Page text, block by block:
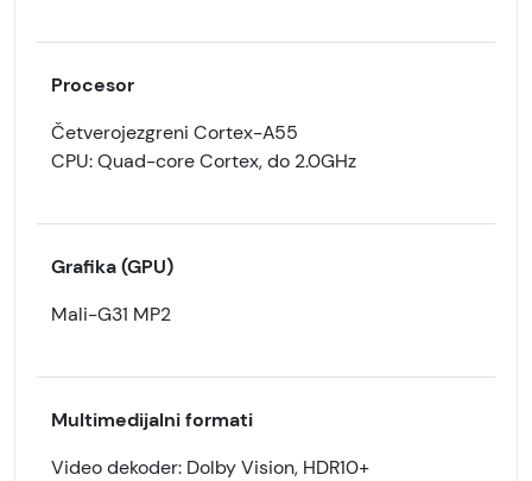
Procesor
Četverojezgreni Cortex-A55
CPU: Quad-core Cortex, do 2.0GHz
Grafika (GPU)
Mali-G31 MP2
Multimedijalni formati
Video dekoder: Dolby Vision, HDR10+